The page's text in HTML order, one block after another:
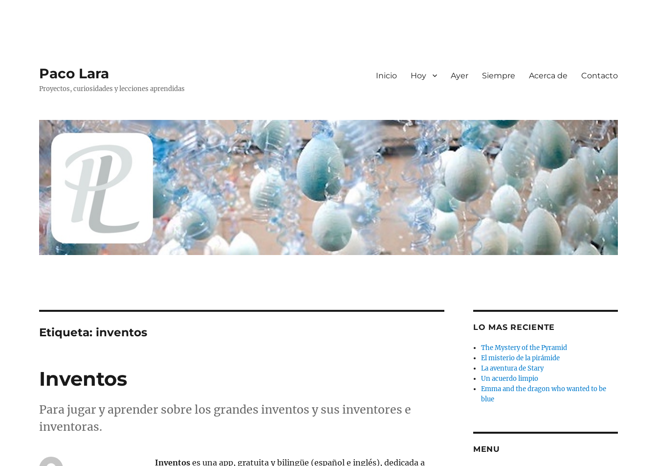
Paco Lara
Proyectos, curiosidades y lecciones aprendidas
Inicio Hoy Ayer Siempre Acerca de Contacto
Etiqueta: inventos
Inventos
Para jugar y aprender sobre los grandes inventos y sus inventores e
inventoras.
Inventoses una app, gratuita y bilingüe (español e inglés), dedicada a
LO MAS RECIENTE
The Mystery of the Pyramid
El misterio de la pirámide
La aventura de Stary
Un acuerdo limpio
Emma and the dragon who wanted to be
blue
MENU